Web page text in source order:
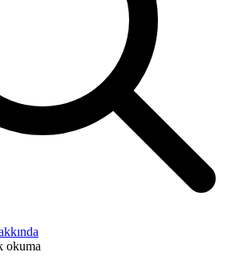
okuma